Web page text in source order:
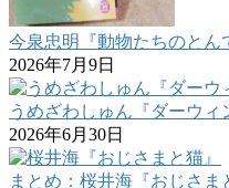
今泉忠明『動物たちのとん
2026年7月9日
うめざわしゅん『ダーウィ
2026年6月30日
まとめ：桜井海『おじさま